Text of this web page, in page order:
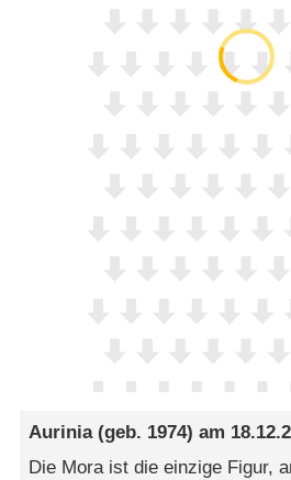
Aurinia(geb. 1974) am
Die Mora ist die einzige Figur,